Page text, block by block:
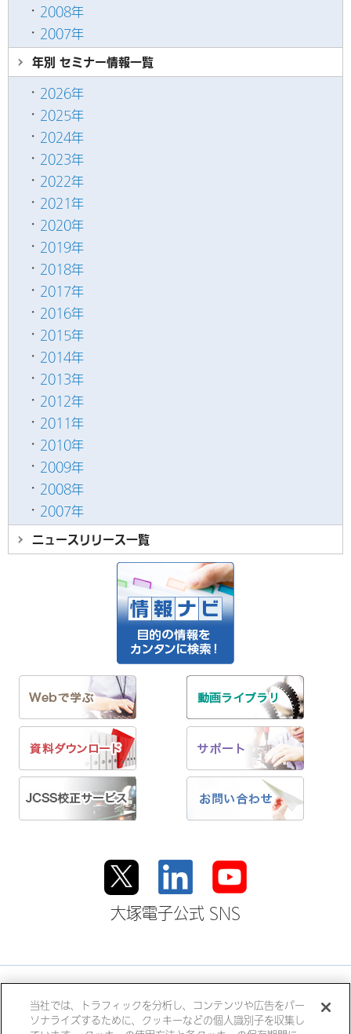
2008年
2007年
年別 セミナー情報一覧
2026年
2025年
2024年
2023年
2022年
2021年
2020年
2019年
2018年
2017年
2016年
2015年
2014年
2013年
2012年
2011年
2010年
2009年
2008年
2007年
ニュースリリース一覧
大塚電子公式 SNS
大塚ホールディングス
大塚製薬 大塚製薬工場 大鵬薬品工業
当社では、トラフィックを分析し、コンテンツや広告をパー
ソナライズするために、クッキーなどの個人識別子を収集し